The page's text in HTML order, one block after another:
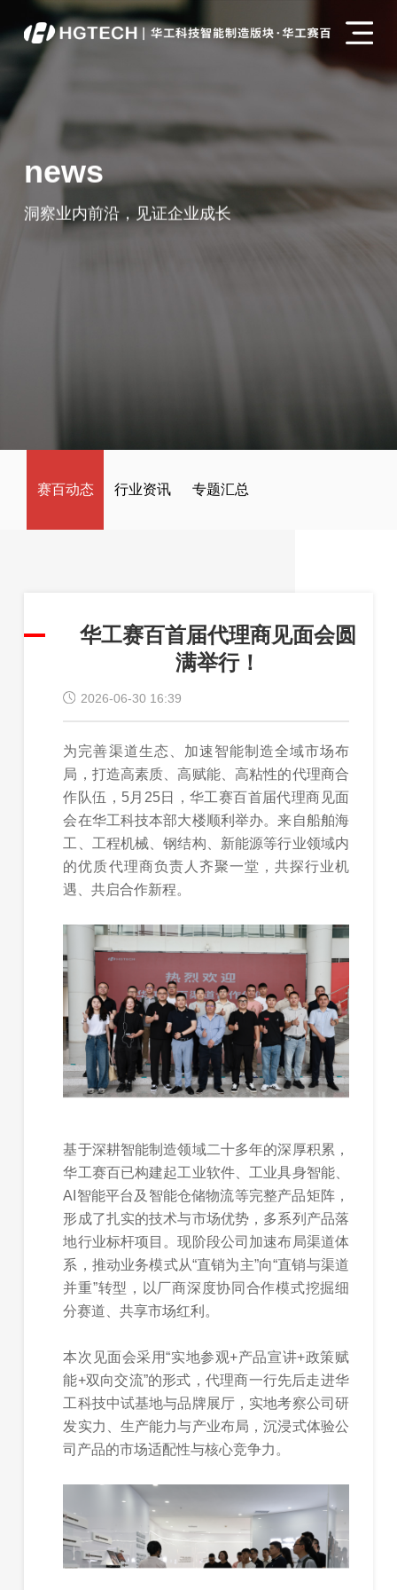
news
洞察业内前沿，见证企业成长
赛百动态 行业资讯 专题汇总
华工赛百首届代理商见面会圆
满举行！
2026-06-30 16:39
为完善渠道生态、加速智能制造全域市场布
局，打造高素质、高赋能、高粘性的代理商合
作队伍，5月25日，华工赛百首届代理商见面
会在华工科技本部大楼顺利举办。来自船舶海
工、工程机械、钢结构、新能源等行业领域内
的优质代理商负责人齐聚一堂，共探行业机
遇、共启合作新程。
基于深耕智能制造领域二十多年的深厚积累，
华工赛百已构建起工业软件、工业具身智能、
AI智能平台及智能仓储物流等完整产品矩阵，
形成了扎实的技术与市场优势，多系列产品落
地行业标杆项目。现阶段公司加速布局渠道体
系，推动业务模式从“直销为主”向“直销与渠道
并重”转型，以厂商深度协同合作模式挖掘细
分赛道、共享市场红利。
本次见面会采用“实地参观+产品宣讲+政策赋
能+双向交流”的形式，代理商一行先后走进华
工科技中试基地与品牌展厅，实地考察公司研
发实力、生产能力与产业布局，沉浸式体验公
司产品的市场适配性与核心竞争力。